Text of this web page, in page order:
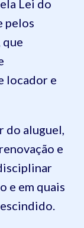
Lei do
pelos
, que
locador e
do aluguel,
e
e em quais